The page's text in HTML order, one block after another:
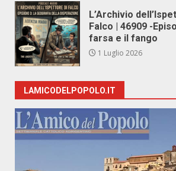
L’Archivio
Falco | 46909 -
farsa e il fango
1 Luglio 2026
LAMICODELPOPOLO.IT